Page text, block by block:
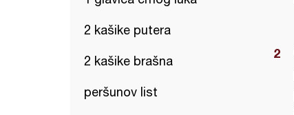
2 kašike putera
2 kašike brašna
peršunov list